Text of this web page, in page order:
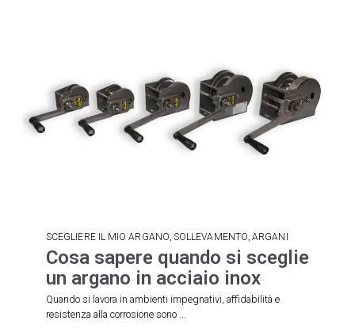
SCEGLIERE IL MIO ARGANO ,SOLLEVAMENTO ,ARGANI
Cosa sapere quando si sceglie
un argano in acciaio inox
Quando si lavora in ambienti impegnativi, affidabilità e
resistenza alla corrosione sono ...